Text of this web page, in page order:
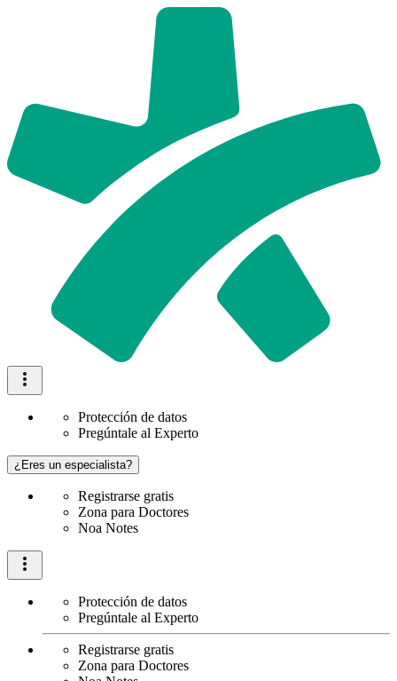
Protección de datos
Pregúntale al Experto
¿Eres un especialista?
Registrarse gratis
Zona para Doctores
Noa Notes
Protección de datos
Pregúntale al Experto
Registrarse gratis
Zona para Doctores